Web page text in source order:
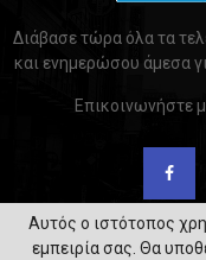
Διάβασε τώρα όλα τα
και ενημερώσου άμεσα
Επικοινωνήστε
Αυτός ο ιστότοπος
εμπειρία σας. Θα